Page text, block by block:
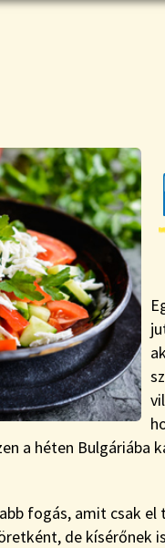
a héten Bulgáriába
fogás, amit csak
de